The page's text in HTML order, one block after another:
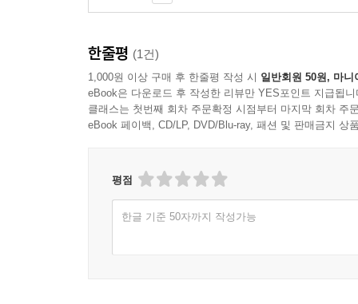
한줄평 (1건)
1,000원 이상 구매 후 한줄평 작성 시 일반회원 50원, 마니
eBook은 다운로드 후 작성한 리뷰만 YES포인트 지급됩니
클래스는 첫번째 회차 주문확정 시점부터 마지막 회차 주
eBook 페이백, CD/LP, DVD/Blu-ray, 패션 및 판매금지 상
평점
한글 기준 50자까지 작성가능